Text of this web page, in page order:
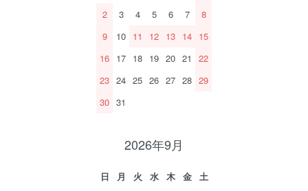
2
3 4 5 6 7
8
9
10 11 12 13 14 15
16 17 18 19 20 21
22
23 24 25 26 27 28 29
30 31
2026年9月
日 月 火 水 木 金
土